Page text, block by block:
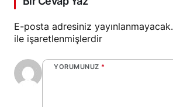
E-posta adresiniz yayınlanmayacak.
ile işaretlenmişlerdir
YORUMUNUZ *